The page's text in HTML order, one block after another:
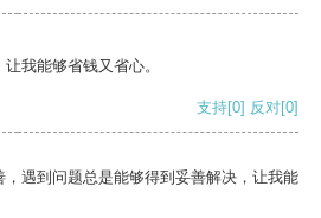
我能够省钱又省心。
支持[0] 反对[0]
遇到问题总是能够得到妥善解决，让我能